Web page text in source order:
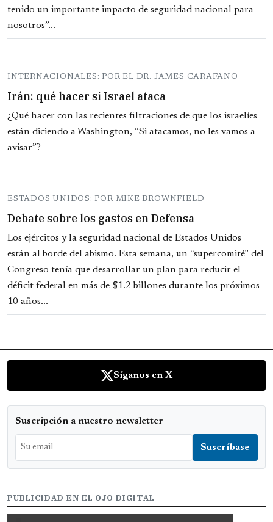
tenido un importante impacto de seguridad nacional para
nosotros”...
INTERNACIONALES: POR EL DR. JAMES CARAFANO
Irán: qué hacer si Israel ataca
¿Qué hacer con las recientes filtraciones de que los israelíes
están diciendo a Washington, “Si atacamos, no les vamos a
avisar”?
ESTADOS UNIDOS: POR MIKE BROWNFIELD
Debate sobre los gastos en Defensa
Los ejércitos y la seguridad nacional de Estados Unidos
están al borde del abismo. Esta semana, un “supercomité” del
Congreso tenía que desarrollar un plan para reducir el
déficit federal en más de $1.2 billones durante los próximos
10 años...
Síganos en X
Suscripción a nuestro newsletter
PUBLICIDAD EN EL OJO DIGITAL